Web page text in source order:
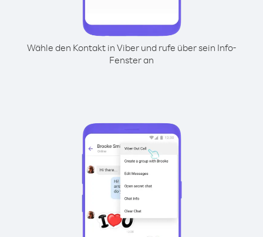
Wähle den Kontakt in Viber und rufe über sein Info-
Fenster an